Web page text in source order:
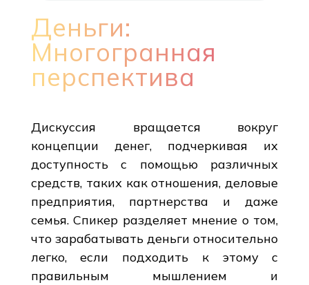
Деньги:
Многогранная
перспектива
Дискуссия вращается вокруг
концепции денег, подчеркивая их
доступность с помощью различных
средств, таких как отношения, деловые
предприятия, партнерства и даже
семья. Спикер разделяет мнение о том,
что зарабатывать деньги относительно
легко, если подходить к этому с
правильным мышлением и